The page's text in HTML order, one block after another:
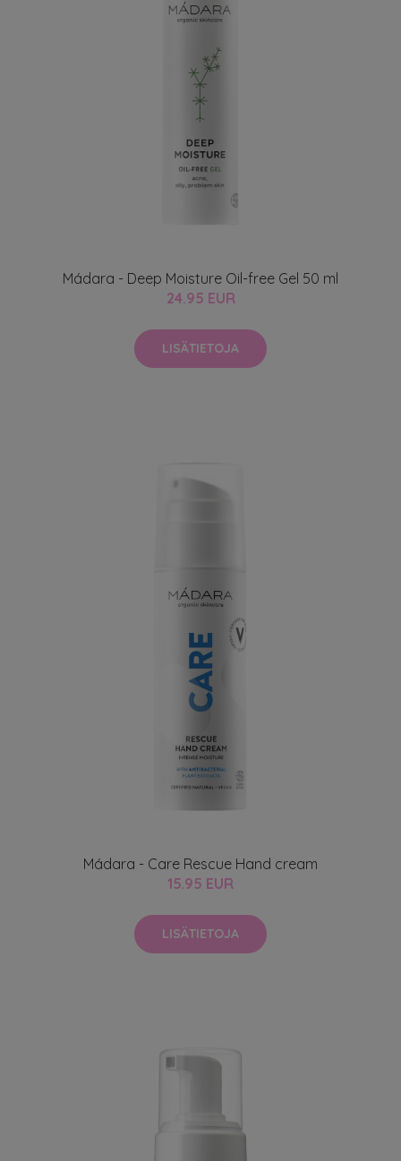
Mádara - Deep Moisture Oil-free Gel 50 ml
24.95 EUR
LISÄTIETOJA
Mádara - Care Rescue Hand cream
15.95 EUR
LISÄTIETOJA